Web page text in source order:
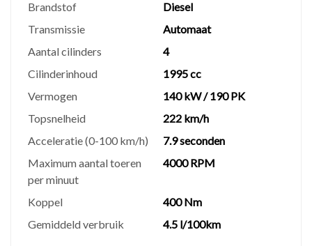
gebreken ontstaan dan kunt u gebruik maken van
onze 3 maanden interne Servicegarantie. Kijk voor de
voorwaarden en het actuele aanbod met grote
Graag tot ziens bij,
JH auto's
9672 AE Winschoten
info@jhautos.nl
www.jhautos.nl
Brandstof
Diesel
Transmissie
Automaat
Aantal cilinders
4
Cilinderinhoud
1995 cc
Vermogen
140 kW / 190 PK
Topsnelheid
222 km/h
Acceleratie (0-100 km/h)
7.9 seconden
Maximum aantal toeren
per minuut
4000 RPM
Koppel
400 Nm
Gemiddeld verbruik
4.5 l/100km